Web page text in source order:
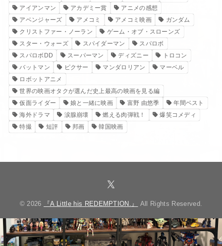
アイアンマン
アカデミー賞
アニメの感想
アベンジャーズ
アメコミ アメコミ映画
ガンダム
クリストファー・ノーラン
ゲーム・オブ・スローンズ
スター・ウォーズ
スパイダーマン
スパロボ
スパロボDD
スーパーマン ディズニー
トロコン
バットマン
ピクサー マンダロリアン
マーベル
ロボットアニメ
世界の映画オタクが選んだ史上最高の映画を見る編
仮面ライダー
娘と一緒に映画 富野 由悠季
年間ベスト
海外ドラマ
涙腺崩壊 燃える肉弾戦！
爆笑コメディ
特撮
短評 邦画 韓国映画
© 2026 『A Little his REDEMPTION.』 All Rights Reserved.